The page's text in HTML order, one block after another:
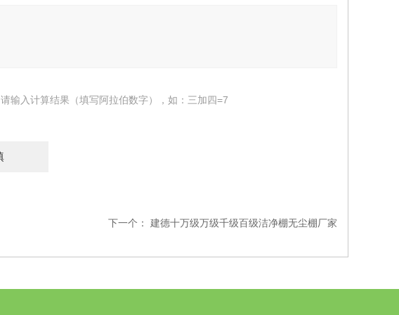
请输入计算结果（填写阿拉伯数字），如：三加四=7
下一个： 建德十万级万级千级百级洁净棚无尘棚厂家